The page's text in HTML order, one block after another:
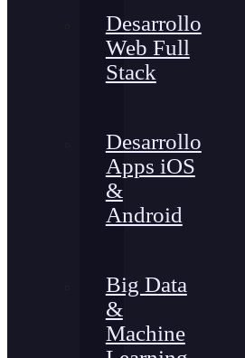
Desarrollo
Web Full
Stack
Desarrollo
Apps iOS
&
Android
Big Data
&
Machine